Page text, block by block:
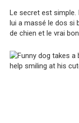
Le secret est simple.
lui a massé le dos si
de chien et le vrai